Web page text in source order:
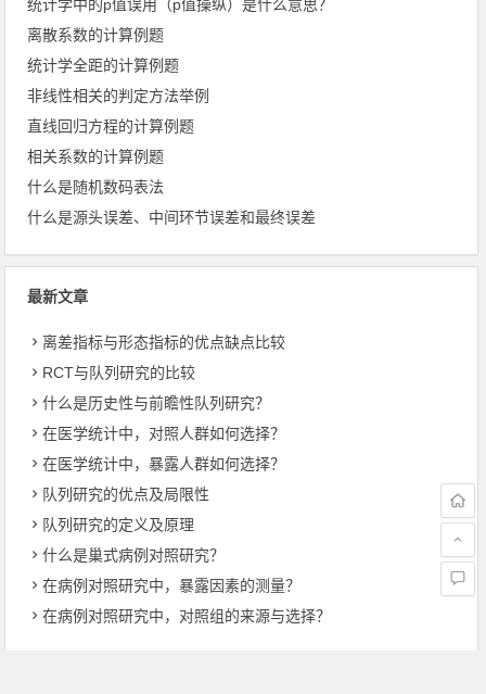
统计学中的p值误用（p值操纵）是什么意思？
离散系数的计算例题
统计学全距的计算例题
非线性相关的判定方法举例
直线回归方程的计算例题
相关系数的计算例题
什么是随机数码表法
什么是源头误差、中间环节误差和最终误差
最新文章
离差指标与形态指标的优点缺点比较
RCT与队列研究的比较
什么是历史性与前瞻性队列研究？
在医学统计中，对照人群如何选择？
在医学统计中，暴露人群如何选择？
队列研究的优点及局限性
队列研究的定义及原理
什么是巢式病例对照研究？
在病例对照研究中，暴露因素的测量？
在病例对照研究中，对照组的来源与选择？